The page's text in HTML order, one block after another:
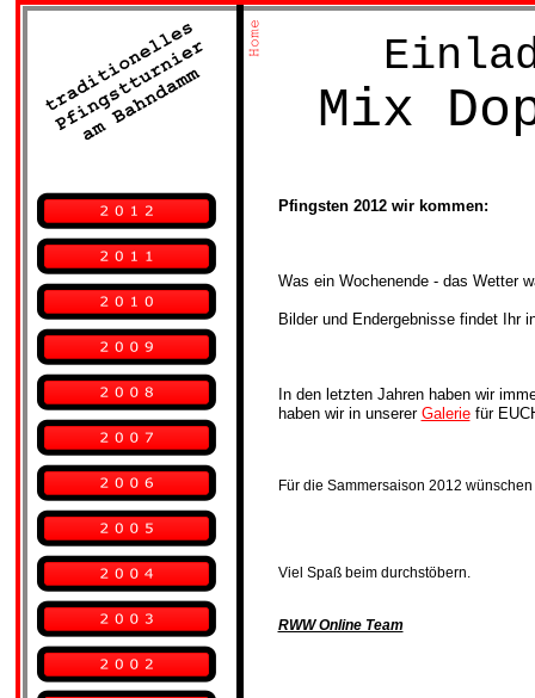
Mix
Pfingsten 2012 wir kommen:
Was ein Wochenende - das Wetter
Bilder und Endergebnisse findet Ihr
In den letzten Jahren haben wir
haben wir in unserer Galerie für
Für die Sammersaison 2012
Viel Spaß beim durchstöbern.
RWW Online Team